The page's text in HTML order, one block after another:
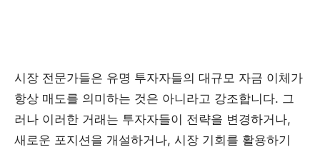
시장 전문가들은 유명 투자자들의 대규모 자금 이체가
항상 매도를 의미하는 것은 아니라고 강조합니다. 그
러나 이러한 거래는 투자자들이 전략을 변경하거나,
새로운 포지션을 개설하거나, 시장 기회를 활용하기